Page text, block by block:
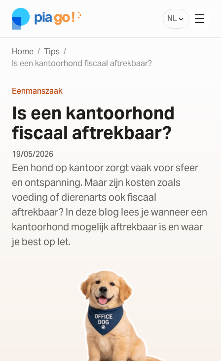
NL
Home
Tips
Is een kantoorhond fiscaal aftrekbaar?
Eenmanszaak
Is een kantoorhond
fiscaal aftrekbaar?
19/05/2026
Een hond op kantoor zorgt vaak voor sfeer
en ontspanning. Maar zijn kosten zoals
voeding of dierenarts ook fiscaal
aftrekbaar? In deze blog lees je wanneer een
kantoorhond mogelijk aftrekbaar is en waar
je best op let.